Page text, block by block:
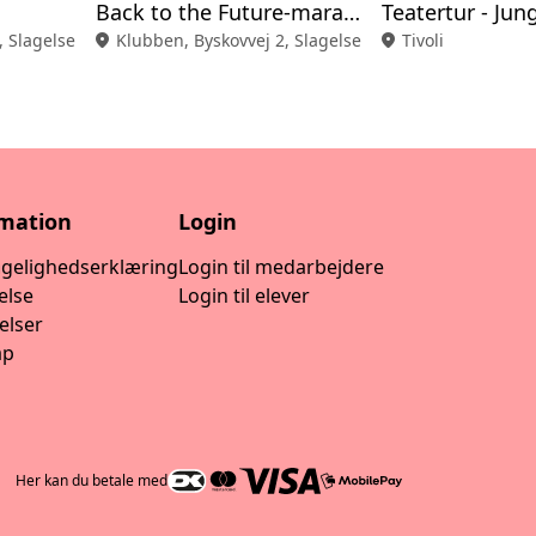
Slagelse
Slagelse
20.00
Slagelse
Slagelse
Back to the Future-maraton
location_on Klubben, Byskovvej 2, Slagelse
Teatertur -
location_on Tivoli
Login
Login til medarbejdere
Login til elever
Her kan du betale med